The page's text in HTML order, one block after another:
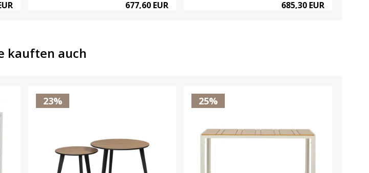
677,60 EUR 685,30 EUR
kauften auch
23% 25%